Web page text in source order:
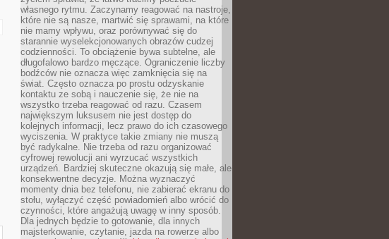
własnego rytmu. Zaczynamy reagować na nastroje,
które nie są nasze, martwić się sprawami, na które
nie mamy wpływu, oraz porównywać się do
starannie wyselekcjonowanych obrazów cudzej
codzienności. To obciążenie bywa subtelne, ale
długofalowo bardzo męczące. Ograniczenie liczby
bodźców nie oznacza więc zamknięcia się na
świat. Często oznacza po prostu odzyskanie
kontaktu ze sobą i nauczenie się, że nie na
wszystko trzeba reagować od razu. Czasem
największym luksusem nie jest dostęp do
kolejnych informacji, lecz prawo do ich czasowego
wyciszenia. W praktyce takie zmiany nie muszą
być radykalne. Nie trzeba od razu organizować
cyfrowej rewolucji ani wyrzucać wszystkich
urządzeń. Bardziej skuteczne okazują się małe, ale
konsekwentne decyzje. Można wyznaczyć
momenty dnia bez telefonu, nie zabierać ekranu do
stołu, wyłączyć część powiadomień albo wrócić do
czynności, które angażują uwagę w inny sposób.
Dla jednych będzie to gotowanie, dla innych
majsterkowanie, czytanie, jazda na rowerze albo